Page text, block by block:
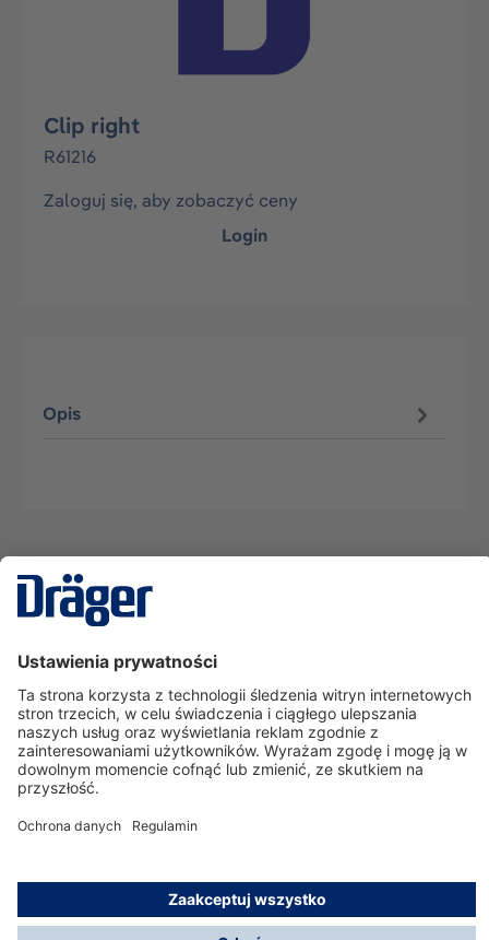
Clip right
R61216
Zaloguj się, aby zobaczyć ceny
Login
Opis
Serwisowa linia hotline
O nas
Korzystanie ze sklepu
© Dräger Polska Sp. z o.o., 2025